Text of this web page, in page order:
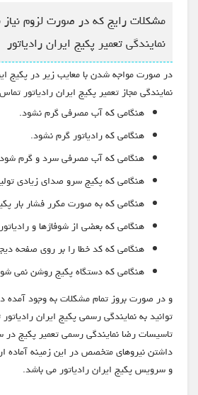
مشکلات رایج که در صورت لزوم نیاز
نمایندگی تعمیر پکیج ایران رادیاتور
در صورت مواجه شدن با معایب زیر در پکیج
نمایندگی مجاز تعمیر پکیج ایران رادیاتور
هنگامی که آب مصرفی گرم نشود.
هنگامی که رادیاتور گرم نشود.
هنگامی که آب مصرفی سرد و گرم
هنگامی که پکیج سرو صدای زیادی
هنگامی که به صورت مکرر فشار بار
هنگامی که بعضی از شوفاژها و
هنگامی که کد خطا را بر روی صفحه
هنگامی که دستگاه پکیج روشن نمی
و در صورت بروز تمام مشکلات به وجود آمده
توانید به نمایندگی رسمی پکیج ایران
تاسیسات رضا نمایندگی رسمی تعمیر پکیج
داشتن نیروهای متخصص در این زمینه آماده
و سرویس پکیج ایران رادیاتور می باشد.